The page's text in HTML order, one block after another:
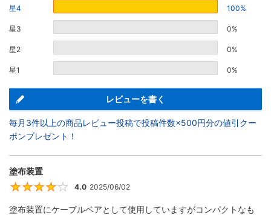
星4 100%
星3 0%
星2 0%
星1 0%
レビューを書く
毎月3件以上の商品レビュー投稿で投稿件数×500円分の値引クー
ポンプレゼント！
塗布装置
4
4.0 2025/06/02
塗布装置にケーブルベアとして使用していますがコンパクトなも